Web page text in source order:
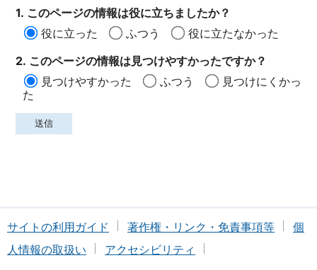
1. このページの情報は役に立ちましたか？
役に立った
ふつう
役に立たなかった
2. このページの情報は見つけやすかったですか？
見つけやすかった
ふつう
見つけにくかっ
た
サイトの利用ガイド 著作権・リンク・免責事項等
個
人情報の取扱い
アクセシビリティ